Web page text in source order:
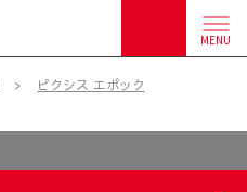
MENU
ピクシス エポック